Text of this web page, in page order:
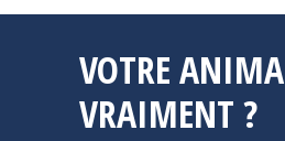
VOTRE
VRAIMENT ?